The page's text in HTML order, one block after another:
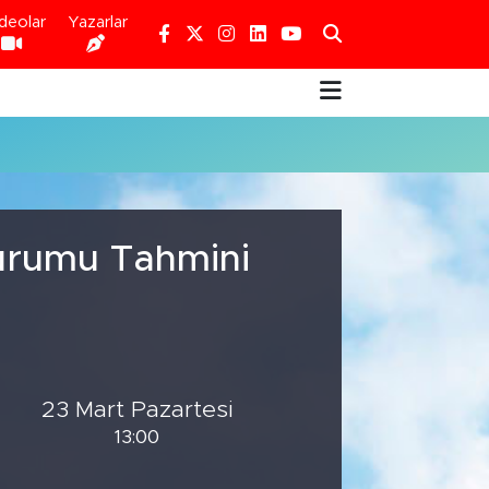
Yazarlar
Tahmini
23 Mart Pazartesi
13:00